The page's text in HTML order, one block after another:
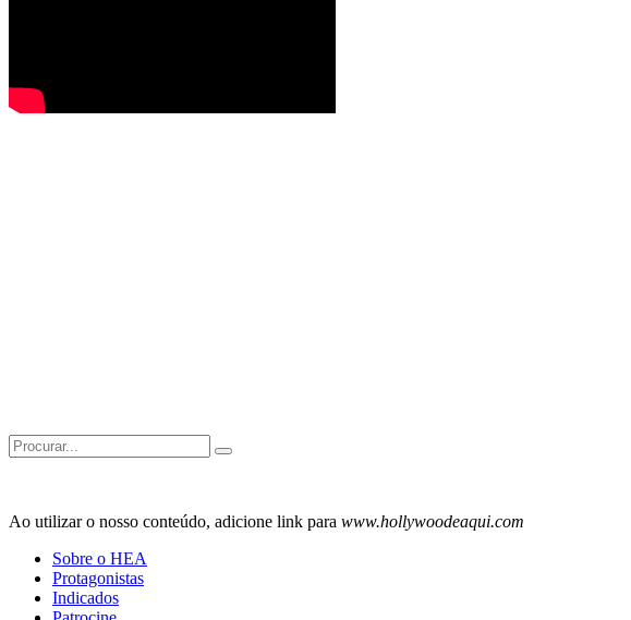
Search
for:
Ao utilizar o nosso conteúdo, adicione link para www.hollywoodeaqui.com
Sobre o HEA
Protagonistas
Indicados